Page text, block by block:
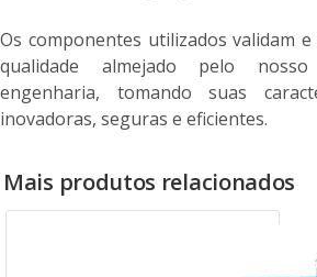
Os componentes utilizados validam
qualidade almejado pelo
engenharia, tomando suas
inovadoras, seguras e eficientes.
Mais produtos relacionados